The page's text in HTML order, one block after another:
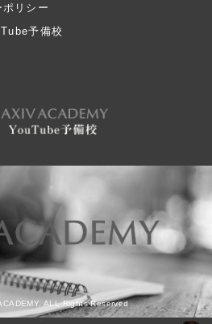
リシー
予備校
ALL Rights Reserved